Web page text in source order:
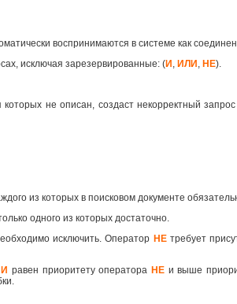
воспринимаются в системе как
исключая зарезервированные: (И,ИЛИ,НЕ).
не описан, создаст некорректный
из которых в поисковом документе
одного из которых достаточно.
исключить. Оператор НЕтребует
И равен приоритету оператора НЕи выше